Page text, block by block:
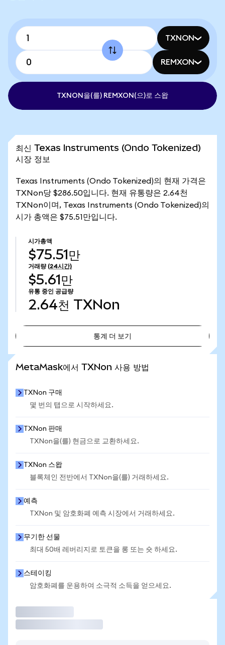
TXNON
REMXON
TXNON을(를) REMXON(으)로 스왑
최신 Texas Instruments (Ondo Tokenized)
시장 정보
Texas Instruments (Ondo Tokenized)의 현재 가격은
TXNon당 $286.50입니다. 현재 유통량은 2.64천
TXNon이며, Texas Instruments (Ondo Tokenized)의
시가 총액은 $75.51만입니다.
시가총액
$75.51만
거래량 (24시간)
$5.61만
유통 중인 공급량
2.64천 TXNon
통계 더 보기
MetaMask에서 TXNon 사용 방법
TXNon 구매
몇 번의 탭으로 시작하세요.
TXNon 판매
TXNon을(를) 현금으로 교환하세요.
TXNon 스왑
블록체인 전반에서 TXNon을(를) 거래하세요.
예측
TXNon 및 암호화폐 예측 시장에서 거래하세요.
무기한 선물
최대 50배 레버리지로 토큰을 롱 또는 숏 하세요.
스테이킹
암호화폐를 운용하여 소극적 소득을 얻으세요.